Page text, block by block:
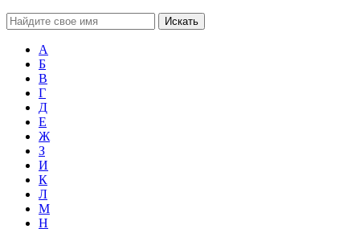
А
Б
В
Г
Д
Е
Ж
З
И
К
Л
М
Н